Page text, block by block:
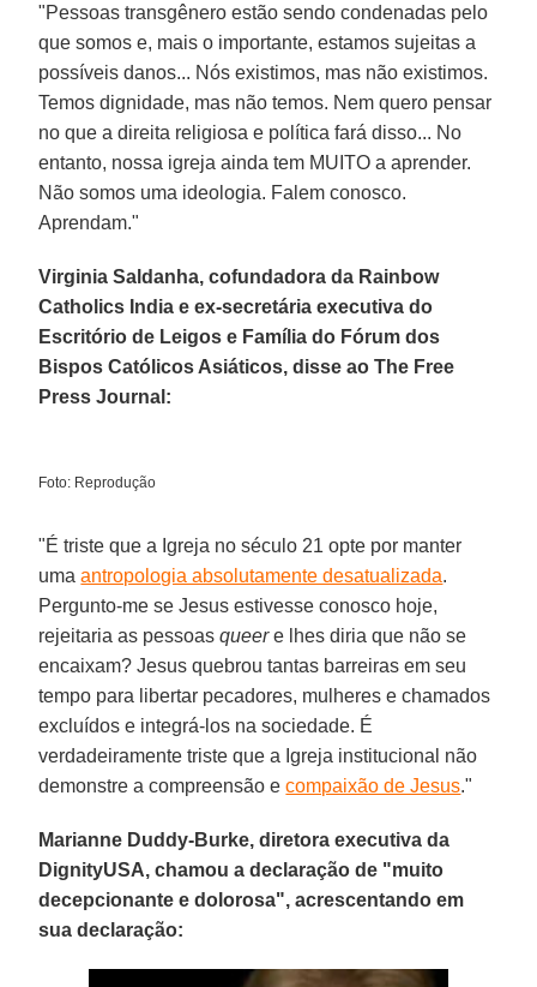
"Pessoas transgênero estão sendo condenadas pelo
que somos e, mais o importante, estamos sujeitas a
possíveis danos... Nós existimos, mas não existimos.
Temos dignidade, mas não temos. Nem quero pensar
no que a direita religiosa e política fará disso... No
entanto, nossa igreja ainda tem MUITO a aprender.
Não somos uma ideologia. Falem conosco.
Aprendam."
Virginia Saldanha, cofundadora da Rainbow
Catholics India e ex-secretária executiva do
Escritório de Leigos e Família do Fórum dos
Bispos Católicos Asiáticos, disse ao The Free
Press Journal:
Foto: Reprodução
"É triste que a Igreja no século 21 opte por manter
umaantropologia absolutamente desatualizada.
Pergunto-me se Jesus estivesse conosco hoje,
rejeitaria as pessoasqueere lhes diria que não se
encaixam? Jesus quebrou tantas barreiras em seu
tempo para libertar pecadores, mulheres e chamados
excluídos e integrá-los na sociedade. É
verdadeiramente triste que a Igreja institucional não
demonstre a compreensão ecompaixão de Jesus."
Marianne Duddy-Burke, diretora executiva da
DignityUSA, chamou a declaração de "muito
decepcionante e dolorosa", acrescentando em
sua declaração: